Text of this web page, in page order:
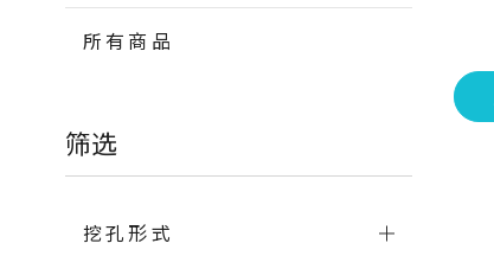
所有商品
筛选
挖孔形式